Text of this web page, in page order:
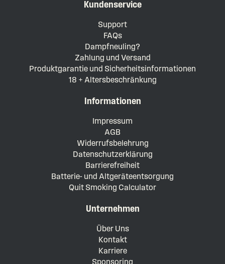
Kundenservice
Support
FAQs
Dampfneuling?
Zahlung und Versand
Produktgarantie und Sicherheitsinformationen
18 + Altersbeschränkung
Informationen
Impressum
AGB
Widerrufsbelehrung
Datenschutzerklärung
Barrierefreiheit
Batterie- und Altgeräteentsorgung
Quit Smoking Calculator
Unternehmen
Über Uns
Kontakt
Karriere
Sponsoring